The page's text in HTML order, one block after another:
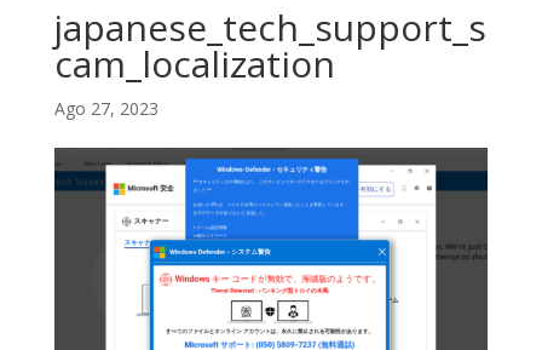
japanese_tech_support_s
cam_localization
Ago 27, 2023